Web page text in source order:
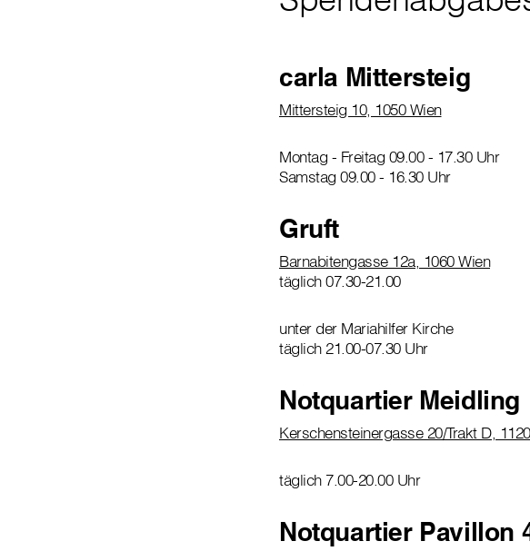
carla Mittersteig
Mittersteig 10, 1050 Wien
Montag - Freitag 09.00 - 17.30 Uhr
Samstag 09.00 - 16.30 Uhr
Gruft
Barnabitengasse 12a, 1060 Wien
täglich 07.30-21.00
unter der Mariahilfer Kirche
täglich 21.00-07.30 Uhr
Notquartier Meidling
Kerschensteinergasse 20/Trakt D,
täglich 7.00-20.00 Uhr
Notquartier Pavillon